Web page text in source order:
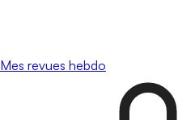
Mes revues hebdo